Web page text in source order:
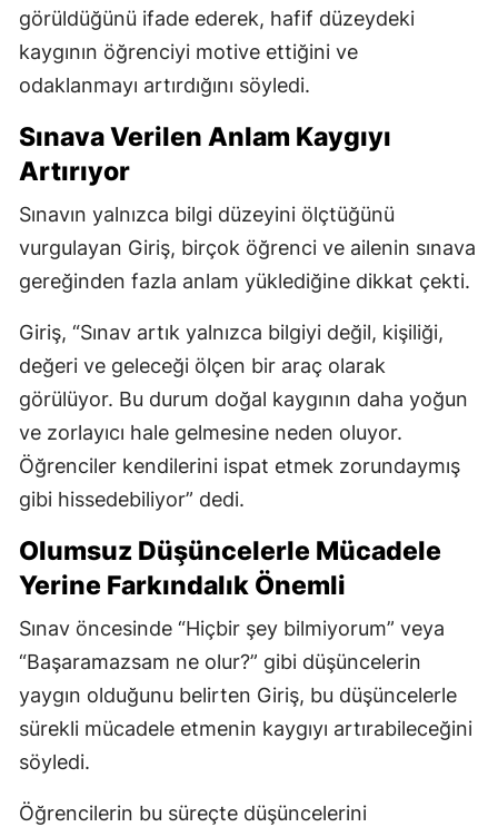
görüldüğünü ifade ederek, hafif düzeydeki
kaygının öğrenciyi motive ettiğini ve
odaklanmayı artırdığını söyledi.
Sınava Verilen Anlam Kaygıyı
Artırıyor
Sınavın yalnızca bilgi düzeyini ölçtüğünü
vurgulayan Giriş, birçok öğrenci ve ailenin sınava
gereğinden fazla anlam yüklediğine dikkat çekti.
Giriş, “Sınav artık yalnızca bilgiyi değil, kişiliği,
değeri ve geleceği ölçen bir araç olarak
görülüyor. Bu durum doğal kaygının daha yoğun
ve zorlayıcı hale gelmesine neden oluyor.
Öğrenciler kendilerini ispat etmek zorundaymış
gibi hissedebiliyor” dedi.
Olumsuz Düşüncelerle Mücadele
Yerine Farkındalık Önemli
Sınav öncesinde “Hiçbir şey bilmiyorum” veya
“Başaramazsam ne olur?” gibi düşüncelerin
yaygın olduğunu belirten Giriş, bu düşüncelerle
sürekli mücadele etmenin kaygıyı artırabileceğini
söyledi.
Öğrencilerin bu süreçte düşüncelerini